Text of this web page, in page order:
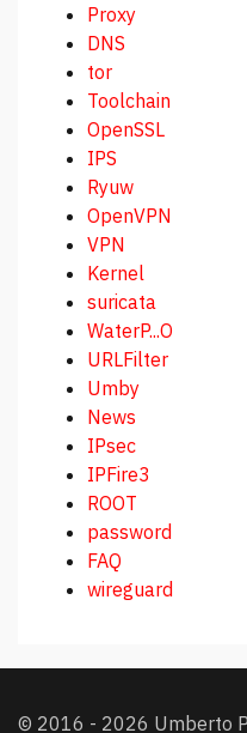
Proxy
DNS
tor
Toolchain
OpenSSL
IPS
Ryuw
OpenVPN
VPN
Kernel
suricata
WaterP...O
URLFilter
Umby
News
IPsec
IPFire3
ROOT
password
FAQ
wireguard
© 2016 - 2026 Umberto